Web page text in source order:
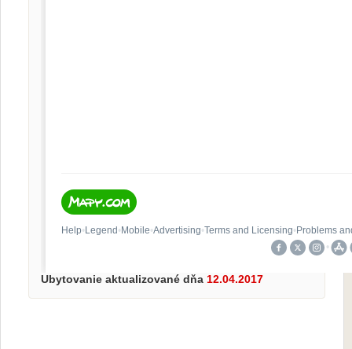
Ubytovanie aktualizované dňa 12.04.2017